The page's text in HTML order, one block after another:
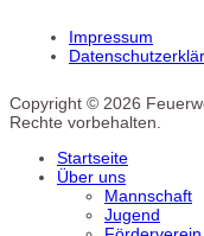
Impressum
Copyright © 2026
Rechte vorbehalten.
Startseite
Über uns
Mannschaft
Jugend